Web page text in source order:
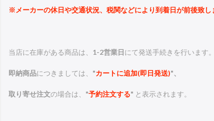
※メーカーの休日や交通状況、税関などにより到着日が前後致
当店に在庫がある商品は、 1-2営業日にて発送手続きを行います。
即納商品につきましては、 "カートに追加(即日発送)"、
取り寄せ注文の場合は、 "予約注文する" と表示されます。